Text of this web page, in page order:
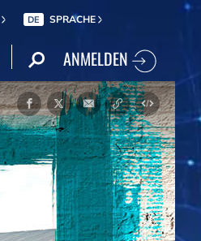
DE SPRACHE
ANMELDEN